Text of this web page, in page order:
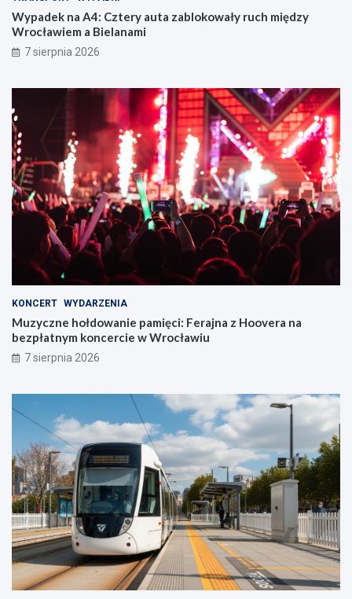
Wypadek na A4: Cztery auta zablokowały ruch między
Wrocławiem a Bielanami
7 sierpnia 2026
KONCERT WYDARZENIA
Muzyczne hołdowanie pamięci: Ferajna z Hoovera na
bezpłatnym koncercie w Wrocławiu
7 sierpnia 2026